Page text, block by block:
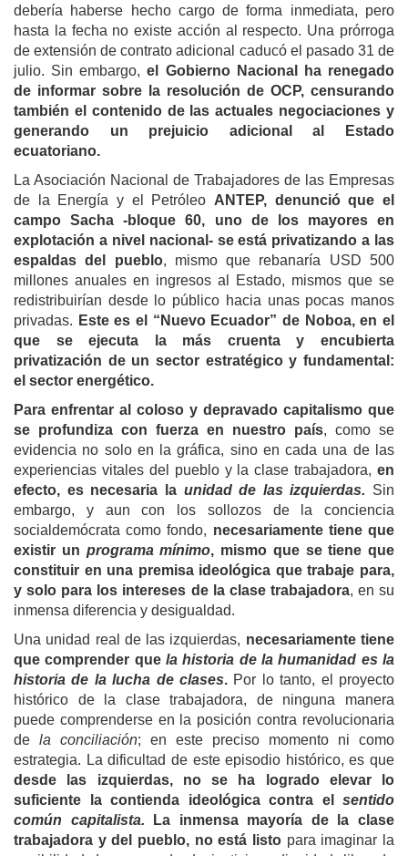
debería haberse hecho cargo de forma inmediata, pero
hasta la fecha no existe acción al respecto. Una prórroga
de extensión de contrato adicional caducó el pasado 31 de
julio. Sin embargo,el Gobierno Nacional ha renegado
de informar sobre la resolución de OCP, censurando
también el contenido de las actuales negociaciones y
generando un prejuicio adicional al Estado
ecuatoriano.
La Asociación Nacional de Trabajadores de las Empresas
de la Energía y el Petróleo ANTEP, denunció que el
campo Sacha -bloque 60, uno de los mayores en
explotación a nivel nacional- se está privatizando a las
espaldas del pueblo, mismo que rebanaría USD 500
millones anuales en ingresos al Estado, mismos que se
redistribuirían desde lo público hacia unas pocas manos
privadas. Este es el “Nuevo Ecuador” de Noboa, en el
que se ejecuta la más cruenta y encubierta
privatización de un sector estratégico y fundamental:
el sector energético.
Para enfrentar al coloso y depravado capitalismo que
se profundiza con fuerza en nuestro país, como se
evidencia no solo en la gráfica, sino en cada una de las
experiencias vitales del pueblo y la clase trabajadora, en
efecto, es necesaria la unidad de las izquierdas. Sin
embargo, y aun con los sollozos de la conciencia
socialdemócrata como fondo, necesariamente tiene que
existir un programa mínimo, mismo que se tiene que
constituir en una premisa ideológica que trabaje para,
y solo para los intereses de la clase trabajadora, en su
inmensa diferencia y desigualdad.
Una unidad real de las izquierdas, necesariamente tiene
que comprender que la historia de la humanidad es la
historia de la lucha de clases. Por lo tanto, el proyecto
histórico de la clase trabajadora, de ninguna manera
puede comprenderse en la posición contra revolucionaria
de la conciliación; en este preciso momento ni como
estrategia. La dificultad de este episodio histórico, es que
desde las izquierdas, no se ha logrado elevar lo
suficiente la contienda ideológica contra el sentido
común capitalista. La inmensa mayoría de la clase
trabajadora y del pueblo, no está listo para imaginar la